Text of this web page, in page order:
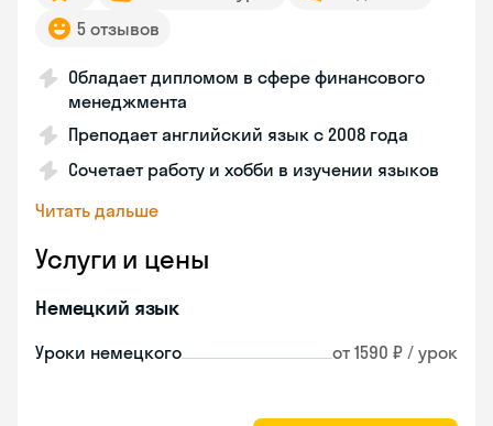
5 отзывов
Обладает дипломом в сфере финансового
менеджмента
Преподает английский язык с 2008 года
Сочетает работу и хобби в изучении языков
Читать дальше
Услуги и цены
Немецкий язык
Уроки немецкого от 1590 ₽ / урок